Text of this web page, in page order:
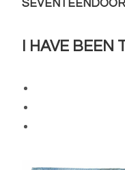
I HAVE